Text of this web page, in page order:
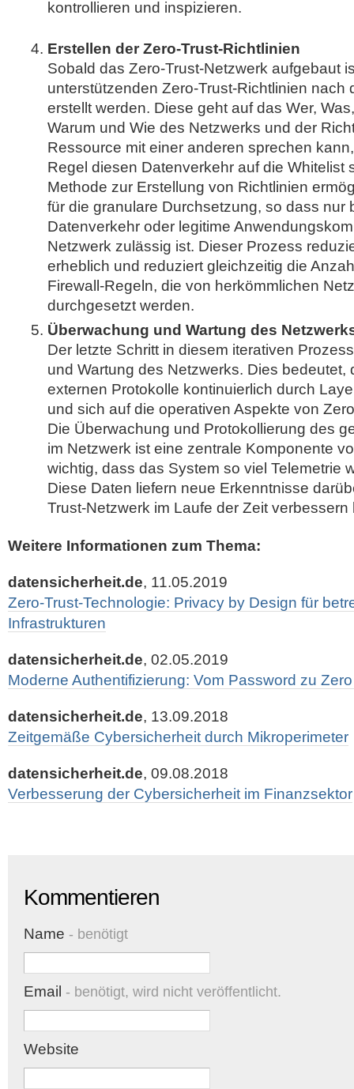
kontrollieren und inspizieren.
Erstellen der Zero-Trust-Richtlinien
Sobald das Zero-Trust-Netzwerk aufgebaut
unterstützenden Zero-Trust-Richtlinien nach
erstellt werden. Diese geht auf das Wer,
Warum und Wie des Netzwerks und der
Ressource mit einer anderen sprechen
Regel diesen Datenverkehr auf die Whitelist
Methode zur Erstellung von Richtlinien
für die granulare Durchsetzung, so dass nur
Datenverkehr oder legitime
Netzwerk zulässig ist. Dieser Prozess
erheblich und reduziert gleichzeitig die
Firewall-Regeln, die von herkömmlichen
durchgesetzt werden.
Überwachung und Wartung des
Der letzte Schritt in diesem iterativen
und Wartung des Netzwerks. Dies bedeutet,
externen Protokolle kontinuierlich durch
und sich auf die operativen Aspekte von
Die Überwachung und Protokollierung des
im Netzwerk ist eine zentrale Komponente
wichtig, dass das System so viel Telemetrie
Diese Daten liefern neue Erkenntnisse
Trust-Netzwerk im Laufe der Zeit verbessern
Weitere Informationen zum Thema:
datensicherheit.de, 11.05.2019
Zero-Trust-Technologie: Privacy by Design für
Infrastrukturen
datensicherheit.de, 02.05.2019
Moderne Authentifizierung: Vom Password zu
datensicherheit.de, 13.09.2018
Zeitgemäße Cybersicherheit durch Mikroperimeter
datensicherheit.de, 09.08.2018
Verbesserung der Cybersicherheit im Finanzsektor
Kommentieren
Name - benötigt
Email - benötigt, wird nicht veröffentlicht.
Website